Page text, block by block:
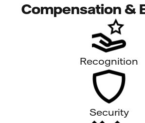
Compensation &
Recognition
Security